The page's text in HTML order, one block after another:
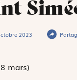
2023
mars)